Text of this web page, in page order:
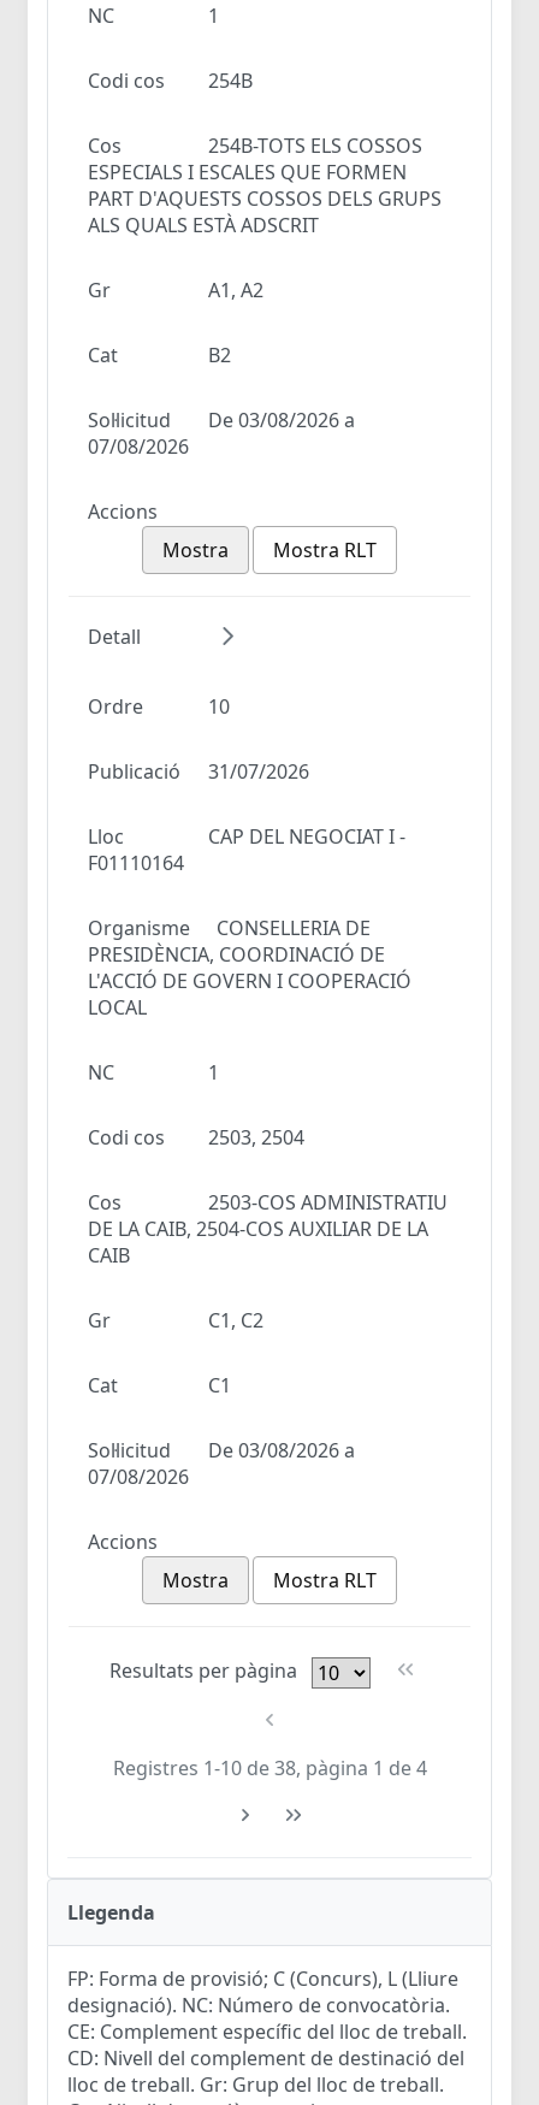
NC 1
Codi cos 254B
Cos
254B-TOTS ELS COSSOS
ESPECIALS I ESCALES QUE FORMEN
PART D'AQUESTS COSSOS DELS GRUPS
ALS QUALS ESTÀ ADSCRIT
Gr A1, A2
Cat B2
Sol·licitud
De 03/08/2026 a
07/08/2026
Accions
Mostra
Mostra RLT
Detall
Ordre 10
Publicació 31/07/2026
Lloc
CAP DEL NEGOCIAT I -
F01110164
Organisme
CONSELLERIA DE
PRESIDÈNCIA, COORDINACIÓ DE
L'ACCIÓ DE GOVERN I COOPERACIÓ
LOCAL
NC 1
Codi cos 2503, 2504
Cos
2503-COS ADMINISTRATIU
DE LA CAIB, 2504-COS AUXILIAR DE LA
CAIB
Gr C1, C2
Cat C1
Sol·licitud
De 03/08/2026 a
07/08/2026
Accions
Mostra
Mostra RLT
Resultats per pàgina
Registres 1-10 de 38, pàgina 1 de 4
Llegenda
FP: Forma de provisió; C (Concurs), L (Lliure
designació). NC: Número de convocatòria.
CE: Complement específic del lloc de treball.
CD: Nivell del complement de destinació del
lloc de treball. Gr: Grup del lloc de treball.